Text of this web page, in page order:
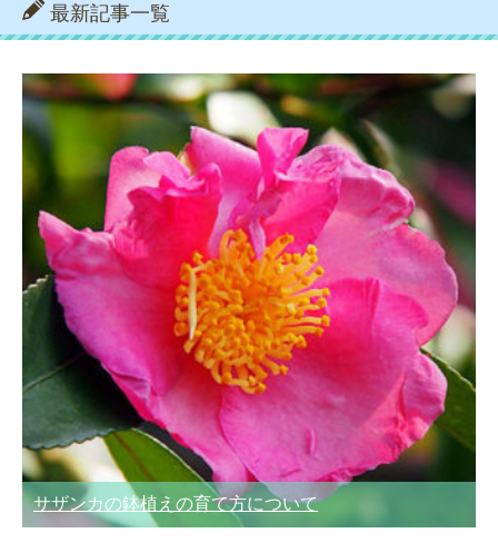
最新記事一覧
サザンカの鉢植えの育て方について